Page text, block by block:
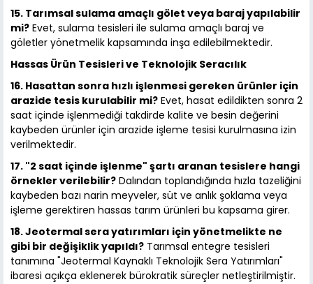
15. Tarımsal sulama amaçlı gölet veya baraj yapılabilir
mi? Evet, sulama tesisleri ile sulama amaçlı baraj ve
göletler yönetmelik kapsamında inşa edilebilmektedir.
Hassas Ürün Tesisleri ve Teknolojik Seracılık
16. Hasattan sonra hızlı işlenmesi gereken ürünler için
arazide tesis kurulabilir mi? Evet, hasat edildikten sonra 2
saat içinde işlenmediği takdirde kalite ve besin değerini
kaybeden ürünler için arazide işleme tesisi kurulmasına izin
verilmektedir.
17. "2 saat içinde işlenme" şartı aranan tesislere hangi
örnekler verilebilir? Dalından toplandığında hızla tazeliğini
kaybeden bazı narin meyveler, süt ve anlık şoklama veya
işleme gerektiren hassas tarım ürünleri bu kapsama girer.
18. Jeotermal sera yatırımları için yönetmelikte ne
gibi bir değişiklik yapıldı? Tarımsal entegre tesisleri
tanımına "Jeotermal Kaynaklı Teknolojik Sera Yatırımları"
ibaresi açıkça eklenerek bürokratik süreçler netleştirilmiştir.